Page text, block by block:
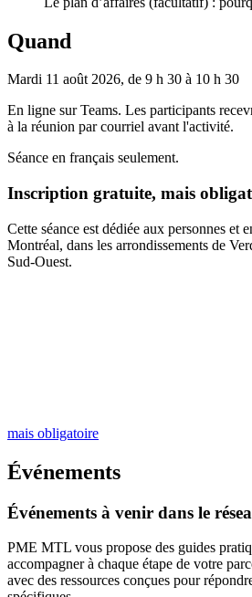
Quand
Mardi 11 août 2026, de 9 h 30 à 10 h 30
En ligne sur Teams. Les participants
à la réunion par courriel avant l'activité.
Séance en français seulement.
Inscription gratuite, mais
Cette séance est dédiée aux personnes et
Montréal, dans les arrondissements de
Sud-Ouest.
mais obligatoire
Événements
Événements à venir dans le
PME MTL vous propose des guides
accompagner à chaque étape de votre
avec des ressources conçues pour